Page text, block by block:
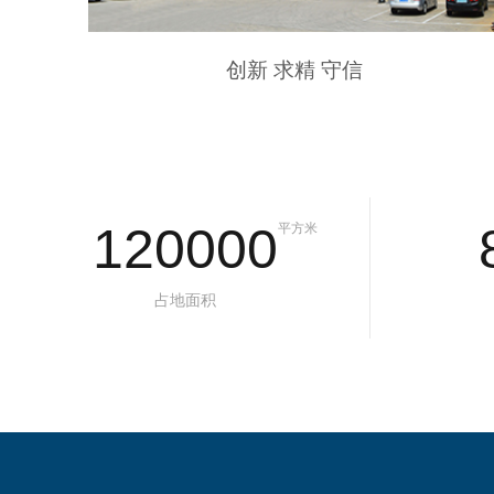
创新 求精 守信
120000平方米
占地面积